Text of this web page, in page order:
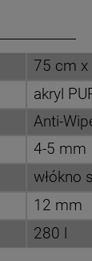
75 cm
akryl
Anti-
4-5 mm
włókno
12 mm
280 l